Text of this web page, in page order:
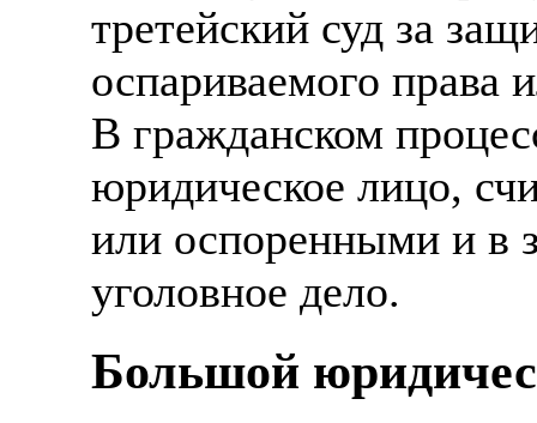
третейский суд за
оспариваемого права
В гражданском
юридическое лицо,
или оспоренными и в
уголовное дело.
Большой